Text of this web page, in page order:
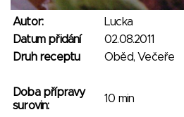
Autor:
Lucka
Datum přidání
02.08.2011
Druh receptu
Oběd, Večeře
Doba přípravy
surovin:
10 min